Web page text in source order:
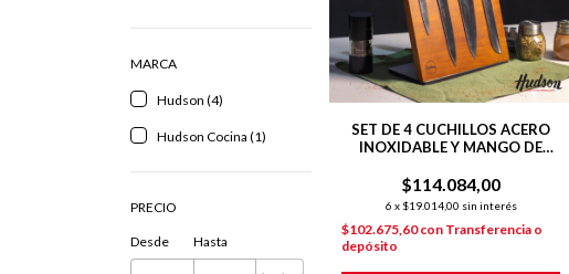
MARCA
Hudson (4)
Hudson Cocina (1)
PRECIO
Desde Hasta
SET DE 4 CUCHILLOS ACERO
INOXIDABLE Y MANGO DE
MAGNÉTICO
$114.084,00
6 x $19.014,00 sin interés
$102.675,60con Transferencia o
depósito